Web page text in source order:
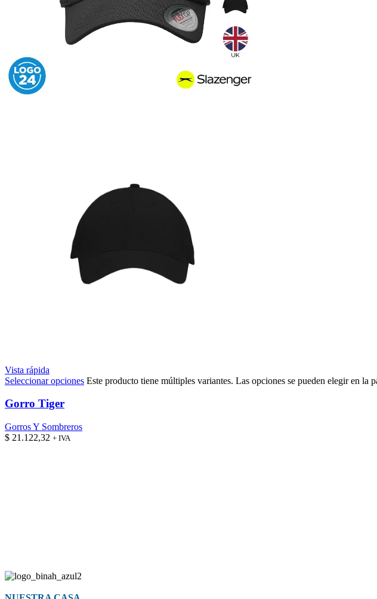
Vista rápida
Seleccionar opciones Este producto tiene múltiples variantes. Las opciones se pueden elegir en la
Gorro Tiger
Gorros Y Sombreros
$ 21.122,32 + IVA